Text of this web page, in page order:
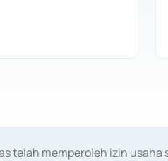
telah memperoleh izin